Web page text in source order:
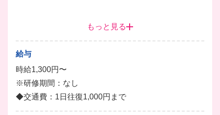
マニュアル化されているので難しい作業はありませ
調理も、あらかじめ仕込んであるスープに麺を入れる
だけなので簡単です！
持ち場は2時間毎の交代制となります。
もっと見る
給与
時給1,300円〜
※研修期間：なし
◆交通費：1日往復1,000円まで